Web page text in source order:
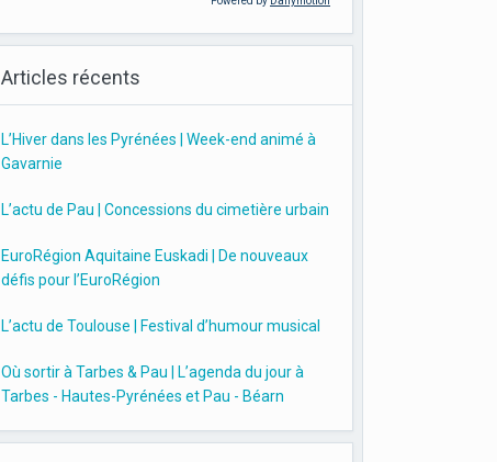
Articles récents
L’Hiver dans les Pyrénées | Week-end animé à
Gavarnie
L’actu de Pau | Concessions du cimetière urbain
EuroRégion Aquitaine Euskadi | De nouveaux
défis pour l’EuroRégion
L’actu de Toulouse | Festival d’humour musical
Où sortir à Tarbes & Pau | L’agenda du jour à
Tarbes - Hautes-Pyrénées et Pau - Béarn